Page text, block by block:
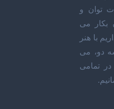
توان و
بکار می
با هنر
دو، می
تمامی